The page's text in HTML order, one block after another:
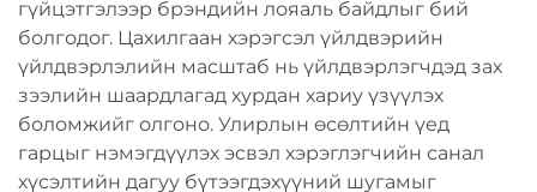
гүйцэтгэлээр брэндийн лояаль байдлыг бий
болгодог. Цахилгаан хэрэгсэл үйлдвэрийн
үйлдвэрлэлийн масштаб нь үйлдвэрлэгчдэд зах
зээлийн шаардлагад хурдан хариу үзүүлэх
боломжийг олгоно. Улирлын өсөлтийн үед
гарцыг нэмэгдүүлэх эсвэл хэрэглэгчийн санал
хүсэлтийн дагуу бүтээгдэхүүний шугамыг